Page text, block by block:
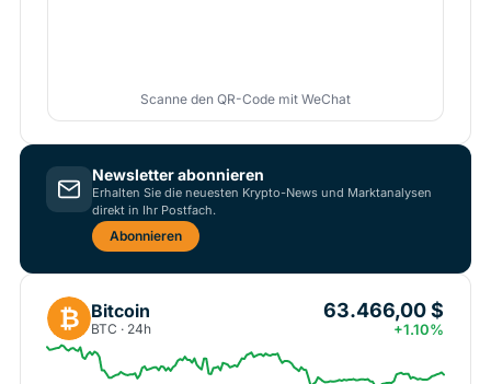
Scanne den QR-Code mit WeChat
Newsletter abonnieren
Erhalten Sie die neuesten Krypto-News und Marktanalysen
direkt in Ihr Postfach.
Abonnieren
₿ Bitcoin
BTC · 24h
63.466,00 $
+1.10%